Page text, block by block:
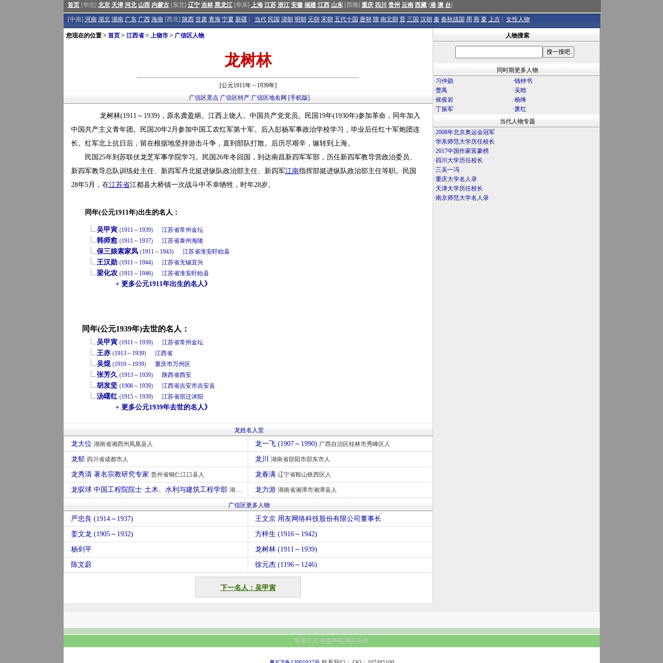
首页[华北] 北京 天津 河北 山西 内蒙古[东北] 辽宁 吉林 黑龙江[华东] 上海 江苏 浙江 安徽 福建 江西 山东[西南] 重庆 四川 贵州 云南 西藏[港 澳 台]
[中南] 河南 湖北 湖南 广东 广西 海南[西北] 陕西 甘肃 青海 宁夏 新疆 当代 民国 清朝 明朝 元朝 宋朝 五代十国 唐朝 隋 南北朝 晋 三国 汉朝 秦 春秋战国 周 商 夏 上古 女性人物
您现在的位置 > 首页> 江西省> 上饶市> 广信区人物
龙树林
[公元1911年－1939年]
广信区景点 广信区特产 广信区地名网 [手机版]
龙树林(1911～1939)，原名龚盈炳。江西上饶人。中国共产党党员。民国19年(1930年)参加革命，同年加入
中国共产主义青年团。民国20年2月参加中国工农红军第十军。后入彭杨军事政治学校学习，毕业后任红十军炮团连
长。红军北上抗日后，留在根据地坚持游击斗争，直到部队打散。后历尽艰辛，辗转到上海。
民国25年到苏联伏龙芝军事学院学习。民国26年冬回国，到达南昌新四军军部，历任新四军教导营政治委员、
新四军教导总队训练处主任、新四军丹北挺进纵队政治部主任、新四军江南指挥部挺进纵队政治部主任等职。民国
28年5月，在江苏省江都县大桥镇一次战斗中不幸牺牲，时年28岁。
同年(公元1911年)出生的名人：
吴甲寅 (1911～ 1939) 江苏省常州金坛
韩师愈 (1911～ 1937) 江苏省泰州海陵
保三娘索家凤 (1911～ 1943) 江苏省淮安盱眙县
王汉勋 (1911～ 1944) 江苏省无锡宜兴
梁化农 (1911～ 1946) 江苏省淮安盱眙县
+ 更多公元1911年出生的名人》
同年(公元1939年)去世的名人：
吴甲寅 (1911～ 1939) 江苏省常州金坛
王赤 (1913～ 1939) 江西省
吴焜 (1910～ 1939) 重庆市万州区
张芳久 (1913～ 1939) 陕西省西安
胡发坚 (1906～ 1939) 江西省吉安市吉安县
汤曙红 (1915～ 1939) 江苏省宿迁沭阳
+ 更多公元1939年去世的名人》
龙姓名人堂
龙大位 湖南省湘西州凤凰县人 龙一飞 (1907～1990) 广西自治区桂林市秀峰区人
龙郁 四川省成都市人 龙川 湖南省邵阳市邵东市人
龙秀清 著名宗教研究专家 贵州省铜仁江口县人 龙春满 辽宁省鞍山铁西区人
龙驭球 中国工程院院士·土木、水利与建筑工程学部 湖南省益阳市安化人 龙力游 湖南省湘潭市湘潭县人
广信区更多人物
严忠良 (1914～1937) 王文京 用友网络科技股份有限公司董事长
姜文龙 (1905～1932) 方梓生 (1916～1942)
杨剑平 龙树林 (1911～1939)
陈文蔚 徐元杰 (1196～1246)
下一名人：吴甲寅
人物搜索
同时期更多人物
·习仲勋 ·钱钟书
·曹禺 ·吴晗
·侯俊岩 ·杨绛
·丁振军 ·萧红
当代人物专题
·2008年北京奥运会冠军
·华东师范大学历任校长
·2017中国作家富豪榜
· 四川大学历任校长
·三吴一冯
·重庆大学名人录
·天津大学历任校长
·南京师范大学名人录
联系方式 免责声明 网站合作